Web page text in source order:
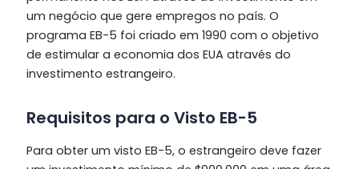
um negócio que gere empregos no país. O
programa EB-5 foi criado em 1990 com o objetivo
de estimular a economia dos EUA através do
investimento estrangeiro.
Requisitos para o Visto EB-5
Para obter um visto EB-5, o estrangeiro deve fazer